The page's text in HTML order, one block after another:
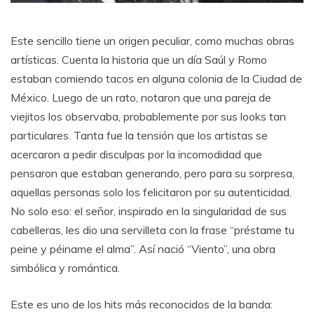
Este sencillo tiene un origen peculiar, como muchas obras
artísticas. Cuenta la historia que un día Saúl y Romo
estaban comiendo tacos en alguna colonia de la Ciudad de
México. Luego de un rato, notaron que una pareja de
viejitos los observaba, probablemente por sus looks tan
particulares. Tanta fue la tensión que los artistas se
acercaron a pedir disculpas por la incomodidad que
pensaron que estaban generando, pero para su sorpresa,
aquellas personas solo los felicitaron por su autenticidad.
No solo eso: el señor, inspirado en la singularidad de sus
cabelleras, les dio una servilleta con la frase “préstame tu
peine y péiname el alma”. Así nació “Viento”, una obra
simbólica y romántica.
Este es uno de los hits más reconocidos de la banda: